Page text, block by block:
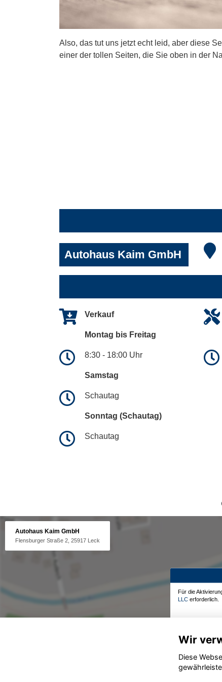
Also, das tut uns jetzt echt leid, aber diese
einer der tollen Seiten, die Sie oben in der
Autohaus Kaim GmbH
Verkauf
Montag bis Freitag
8:30 - 18:00 Uhr
Samstag
Schautag
Sonntag (Schautag)
Schautag
Autohaus Kaim GmbH
Flensburger Straße 2, 25917 Leck
Für die
LLC erforderlich.
Wir
Diese